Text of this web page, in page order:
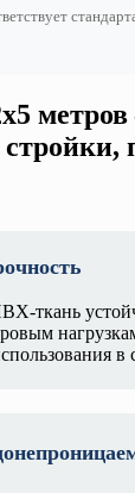
ткань